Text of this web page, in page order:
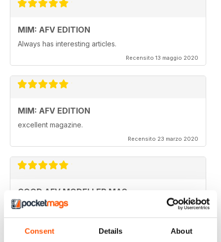
Consent Details About
MIM: AFV EDITION
Always has interesting articles.
Recensito 13 maggio 2020
MIM: AFV EDITION
excellent magazine.
Recensito 23 marzo 2020
GOOD AFV MODELLER MAG
Good AFV Modeller Mag
Recensito 22 novembre 2018